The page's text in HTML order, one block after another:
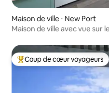
Maison de ville ⋅ New Port
Maison de ville avec vue sur
Coups de cœur voyageurs
Coup de cœur voyageurs